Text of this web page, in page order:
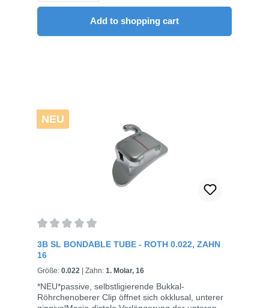
Profil, kompakte und glatte Oberflächenicht
konvertierbare Tubes für den 1. Molaren, dadurch
einfacherer und effizienterer Drahtwechsel10 Stück
/ Pack
Add to shopping cart
NEU
3B SL BONDABLE TUBE - ROTH 0.022, ZAHN
16
Größe: 0.022 | Zahn: 1. Molar, 16
*NEU*passive, selbstligierende Bukkal-
Röhrchenoberer Clip öffnet sich okklusal, unterer